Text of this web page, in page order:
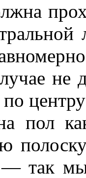
не
пол
— так